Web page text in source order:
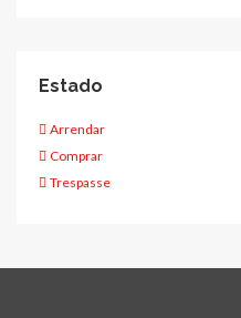
Estado
Arrendar
Comprar
Trespasse